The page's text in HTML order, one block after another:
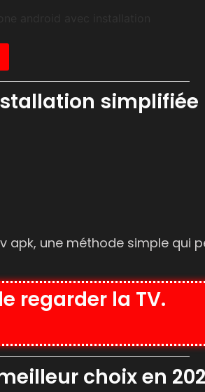
simplifiée
apk, une méthode simple qui
regarder la TV.
choix en